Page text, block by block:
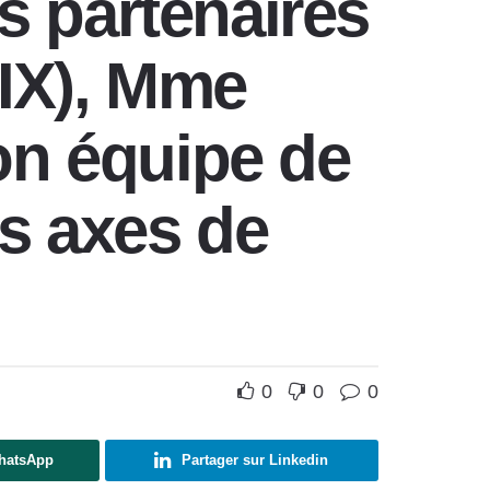
Mme
équipe de
axes de
0 0 0
Partager sur Linkedin